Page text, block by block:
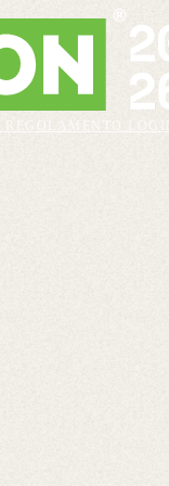
REGOLAMENTO